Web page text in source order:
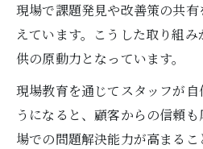
現場で課題発見や改善策の共
えています。こうした取り組
供の原動力となっています。
現場教育を通じてスタッフが
うになると、顧客からの信頼
場での問題解決能力が高まる